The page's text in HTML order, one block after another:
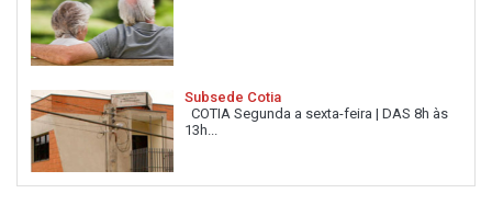
Subsede Cotia
COTIA Segunda a sexta-feira | DAS 8h às
13h...